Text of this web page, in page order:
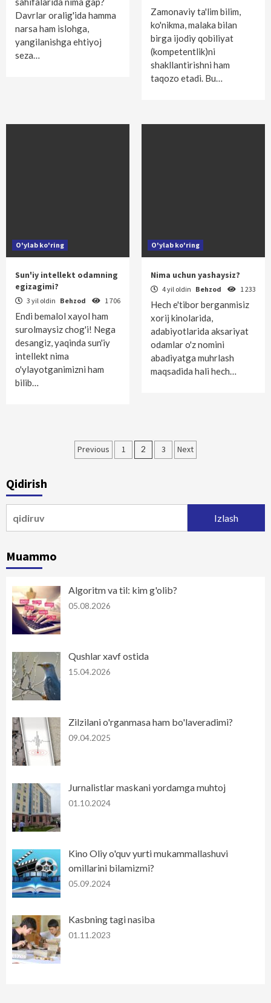
Davrlar oralig'ida hamma
narsa ham islohga,
yangilanishga ehtiyoj
seza…
Zamonaviy ta'lim bilim,
ko'nikma, malaka bilan
birga ijodiy qobiliyat
(kompetentlik)ni
shakllantirishni ham
taqozo etadi. Bu…
O'ylab ko'ring
Sun'iy intellekt odamning
egizagimi?
3 yil oldin Behzod 1 706
Endi bemalol xayol ham
surolmaysiz chog'i! Nega
desangiz, yaqinda sun'iy
intellekt nima
o'ylayotganimizni ham
bilib…
O'ylab ko'ring
Nima uchun yashaysiz?
4 yil oldin Behzod 1 233
Hech e'tibor berganmisiz
xorij kinolarida,
adabiyotlarida aksariyat
odamlar o'z nomini
abadiyatga muhrlash
maqsadida hali hech…
Maqolalar
Previous 1 2 3 Next
Qidirish
Muammo
Algoritm va til: kim g'olib?
05.08.2026
Qushlar xavf ostida
15.04.2026
Zilzilani o'rganmasa ham bo'laveradimi?
09.04.2025
Jurnalistlar maskani yordamga muhtoj
01.10.2024
Kino Oliy o'quv yurti mukammallashuvi
omillarini bilamizmi?
05.09.2024
Kasbning tagi nasiba
01.11.2023